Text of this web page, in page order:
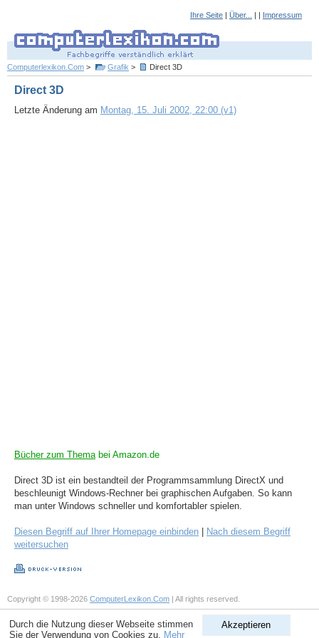
Ihre Seite | Über... | | Impressum
Computerlexikon.Com > Grafik > Direct 3D
Direct 3D
Letzte Änderung am Montag, 15. Juli 2002, 22:00 (v1)
Bücher zum Themabei Amazon.de
Direct 3D ist ein bestandteil der Programmsammlung DirectX und
beschleunigt Windows-Rechner bei graphischen Aufgaben. So kann
man unter Windows schneller und komfortabler spielen.
Diesen Begriff auf Ihrer Homepage einbinden
Nach diesem Begriff
weitersuchen
Akzeptieren
Durch die Nutzung dieser Webseite stimmen
Sie der Verwendung von Cookies zu. Mehr
Copyright © 1998-2026 ComputerLexikon.Com | All rights reserved.